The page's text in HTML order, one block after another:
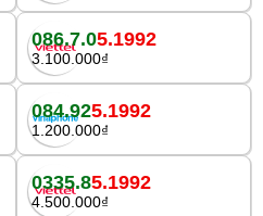
086.7.05.1992
3.100.000₫
084.925.1992
1.200.000₫
0335.85.1992
4.500.000₫